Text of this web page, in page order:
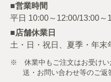
■営業時間
■店舗休業日
土・日・祝日、夏季・年末
※ 休業中もご注文はお受けい
送・お問い合わせ等のご返